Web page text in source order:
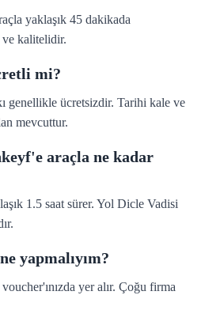
yaklaşık 45 dakikada
ve kalitelidir.
mi?
genellikle ücretsizdir. Tarihi kale ve
mevcuttur.
araçla ne kadar
1.5 saat sürer. Yol Dicle Vadisi
yapmalıyım?
yer alır. Çoğu firma